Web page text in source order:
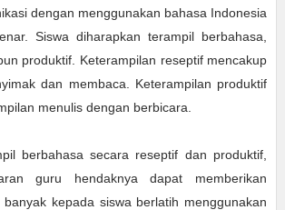
dengan menggunakan bahasa Indonesia
Siswa diharapkan terampil berbahasa,
produktif. Keterampilan reseptif mencakup
dan membaca. Keterampilan produktif
menulis dengan berbicara.
berbahasa secara reseptif dan produktif,
guru hendaknya dapat memberikan
banyak kepada siswa berlatih menggunakan